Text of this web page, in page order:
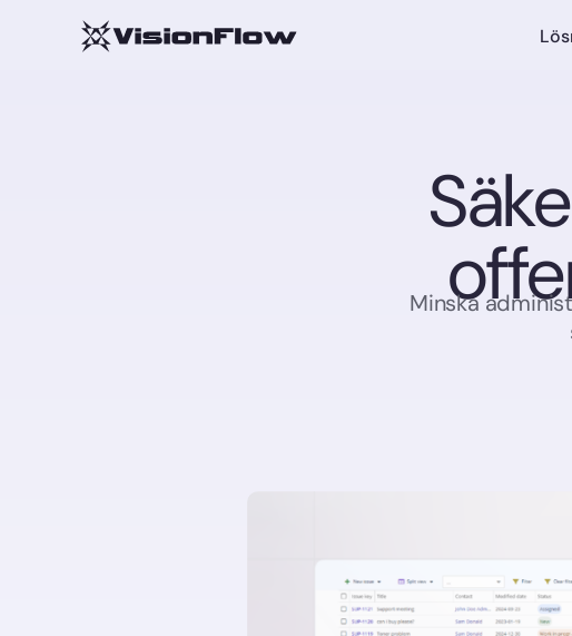
Minska